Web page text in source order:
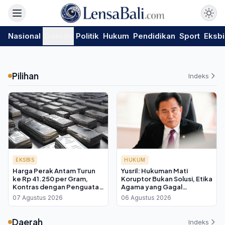
Nasional Politik Hukum Pendidikan Sport
Pilihan Indeks
EKSBIS
Harga Perak Antam Turun
ke Rp 41.250 per Gram,
Kontras dengan Penguatan
Harga Dunia di Tengah
Ketegangan Hormuz
07 Agustus 2026
HUKUM
Yusril: Hukuman Mati
Koruptor Bukan Solusi, Etika
Agama yang Gagal
Membangun Akhlak
06 Agustus 2026
Daerah Indeks